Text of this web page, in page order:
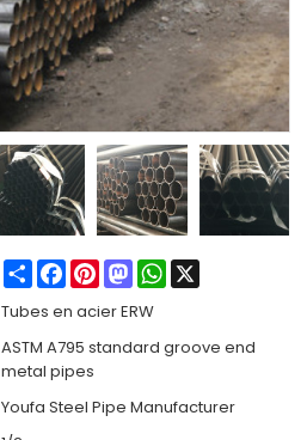
ShareFacebook
PinterestMastodonWhatsApp
Tubes en acier ERW
ASTM A795 standard groove end
metal pipes
Youfa Steel Pipe Manufacturer